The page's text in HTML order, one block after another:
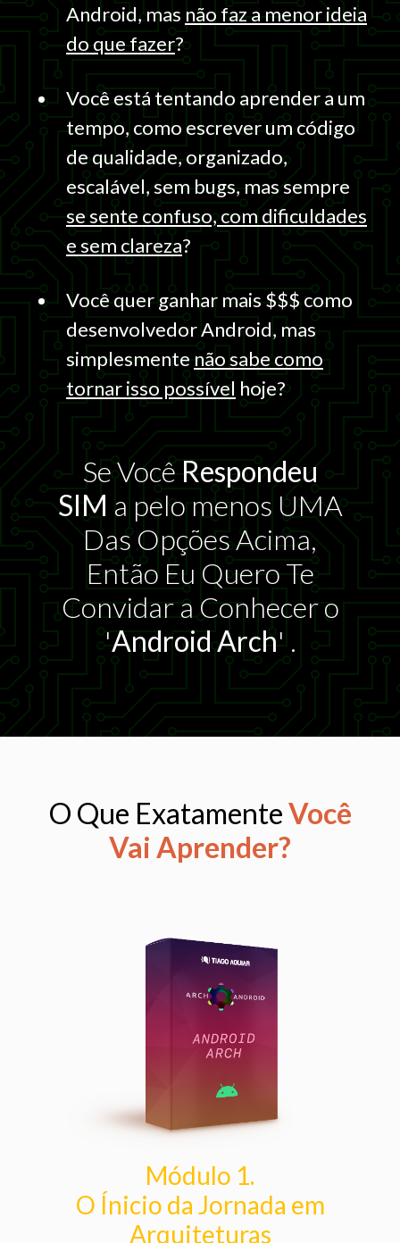
Android, mas não faz a menor ideia
do que fazer?
Você está tentando aprender a um
tempo, como escrever um código
de qualidade, organizado,
escalável, sem bugs, mas sempre
se sente confuso, com dificuldades
e sem clareza?
Você quer ganhar mais $$$ como
desenvolvedor Android, mas
simplesmentenão sabe como
tornar isso possível hoje?
Se VocêRespondeu
SIM a pelo menos UMA
Das Opções Acima,
Então Eu Quero Te
Convidar a Conhecer o
'Android Arch' .
O Que ExatamenteVocê
Vai Aprender?
Módulo 1.
O Ínicio da Jornada em
Arquiteturas